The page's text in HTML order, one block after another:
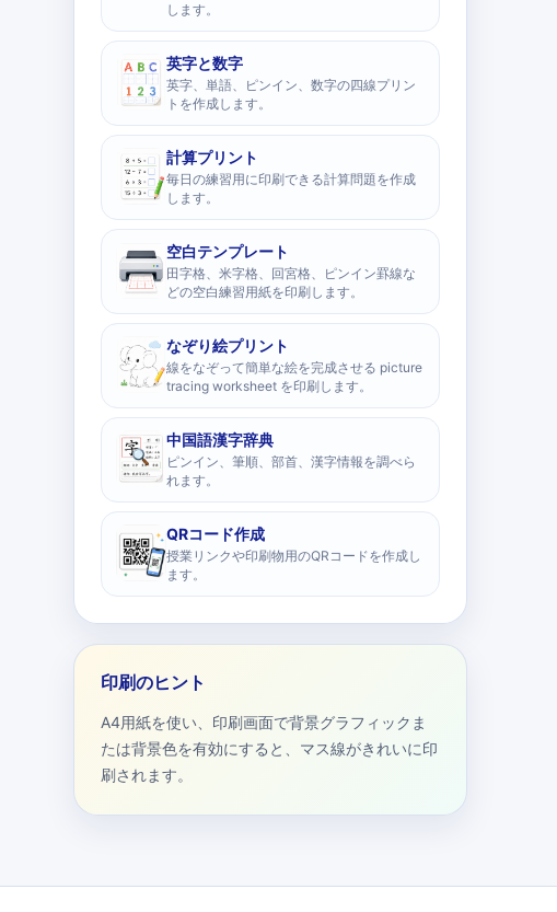
します。
英字と数字
英字、単語、ピンイン、数字の四線プリン
トを作成します。
計算プリント
毎日の練習用に印刷できる計算問題を作成
します。
空白テンプレート
田字格、米字格、回宮格、ピンイン罫線な
どの空白練習用紙を印刷します。
なぞり絵プリント
線をなぞって簡単な絵を完成させる picture
tracing worksheet を印刷します。
中国語漢字辞典
ピンイン、筆順、部首、漢字情報を調べら
れます。
QRコード作成
授業リンクや印刷物用のQRコードを作成し
ます。
印刷のヒント
A4用紙を使い、印刷画面で背景グラフィックま
たは背景色を有効にすると、マス線がきれいに印
刷されます。